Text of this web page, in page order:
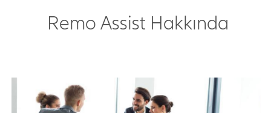
Remo Assist Hakkında